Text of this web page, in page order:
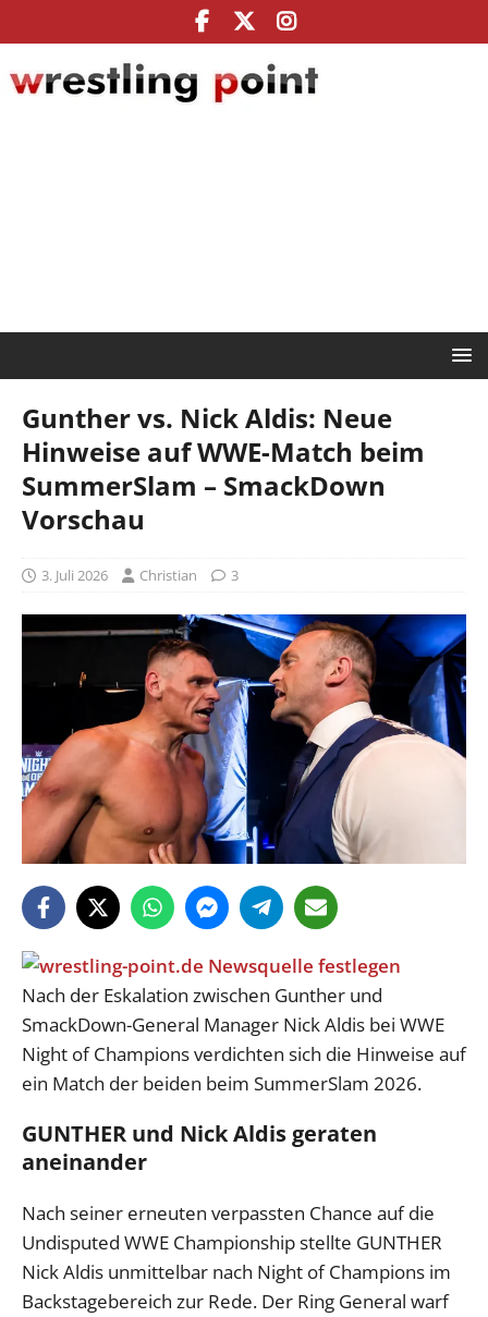
Gunther vs. Nick Aldis: Neue
Hinweise auf WWE-Match beim
SummerSlam – SmackDown
Vorschau
3. Juli 2026 Christian 3
Nach der Eskalation zwischen Gunther und
SmackDown-General Manager Nick Aldis bei WWE
Night of Champions verdichten sich die Hinweise auf
ein Match der beiden beim SummerSlam 2026.
GUNTHER und Nick Aldis geraten
aneinander
Nach seiner erneuten verpassten Chance auf die
Undisputed WWE Championship stellte GUNTHER
Nick Aldis unmittelbar nach Night of Champions im
Backstagebereich zur Rede. Der Ring General warf